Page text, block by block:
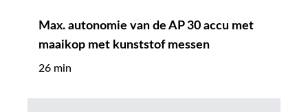
Max. autonomie van de AP 30 accu met
maaikop met kunststof messen
26 min